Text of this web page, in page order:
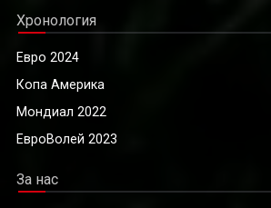
Хронология
Евро 2024
Копа Америка
Мондиал 2022
ЕвроВолей 2023
За нас